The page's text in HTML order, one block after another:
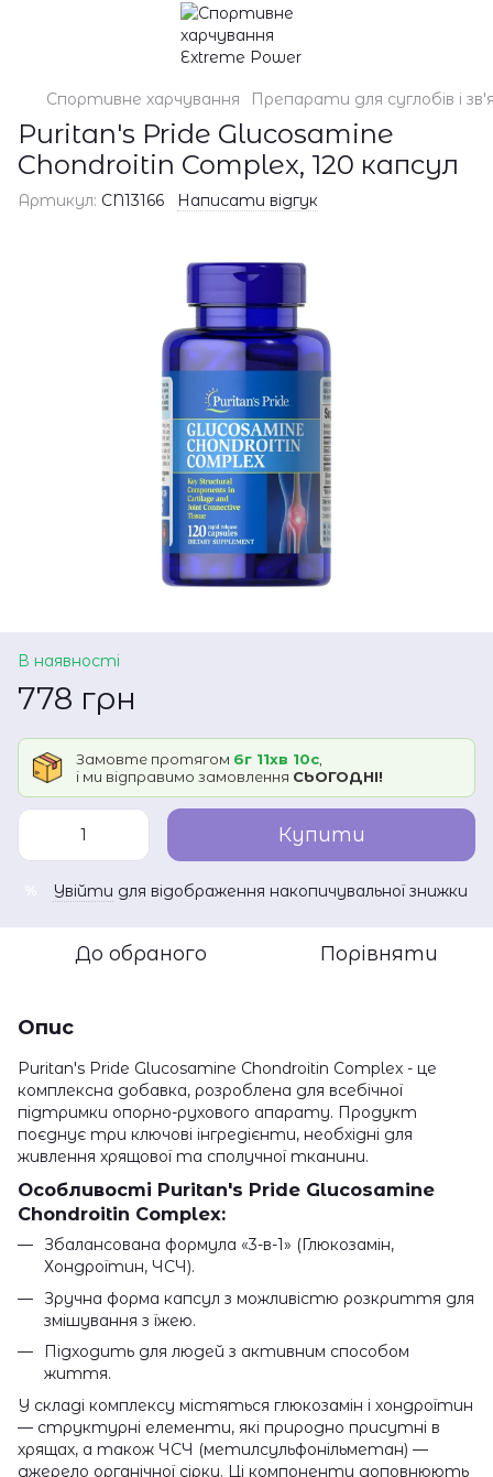
Спортивне харчування Препарати для суглобів і
Puritan's Pride Glucosamine
Chondroitin Complex, 120 капсул
Артикул: CN13166 Написати відгук
В наявності
778 грн
Замовте протягом 6г 11хв 10с
і ми відправимо замовлення СЬОГОДНІ!
Купити
Увійти для відображення накопичувальної знижки
До обраного Порівняти
Опис
Puritan's Pride Glucosamine Chondroitin Complex - це
комплексна добавка, розроблена для всебічної
підтримки опорно-рухового апарату. Продукт
поєднує три ключові інгредієнти, необхідні для
живлення хрящової та сполучної тканини.
Особливості Puritan's Pride Glucosamine
Chondroitin Complex:
Збалансована формула «3-в-1» (Глюкозамін,
Хондроїтин, ЧСЧ).
Зручна форма капсул з можливістю розкриття для
змішування з їжею.
Підходить для людей з активним способом
життя.
У складі комплексу містяться глюкозамін і хондроїтин
— структурні елементи, які природно присутні в
хрящах, а також ЧСЧ (метилсульфонільметан) —
джерело органічної сірки. Ці компоненти доповнюють